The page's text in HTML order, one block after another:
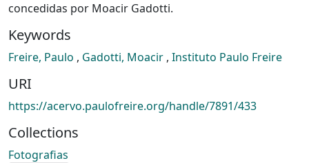
concedidas por Moacir Gadotti.
Keywords
Freire, Paulo , Gadotti, Moacir , Instituto Paulo Freire
URI
https://acervo.paulofreire.org/handle/7891/433
Collections
Fotografias